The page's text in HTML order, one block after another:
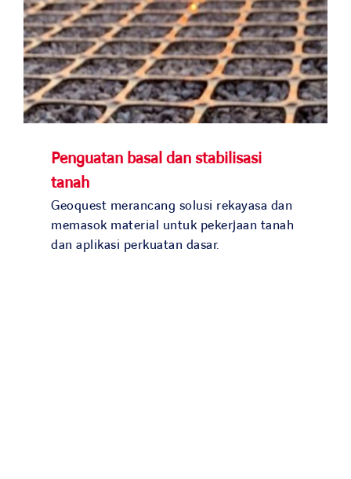
Penguatan basal dan stabilisasi
tanah
Geoquest merancang solusi rekayasa dan
memasok material untuk pekerjaan tanah
dan aplikasi perkuatan dasar.